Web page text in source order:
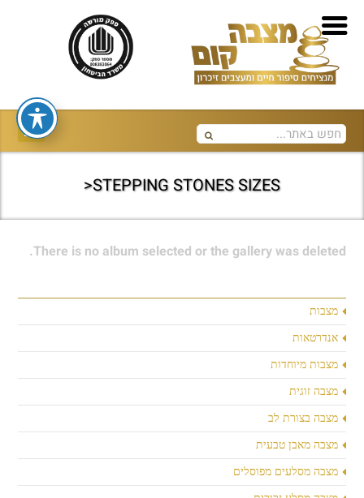
STEPPING STONES SIZES<
מצבות
אנדרטאות
מצבות מיוחדות
מצבה זוגית
מצבה בצורת לב
מצבה מאבן טבעית
מצבה מסלעים מפוסלים
There is no album selected or the gallery was deleted.